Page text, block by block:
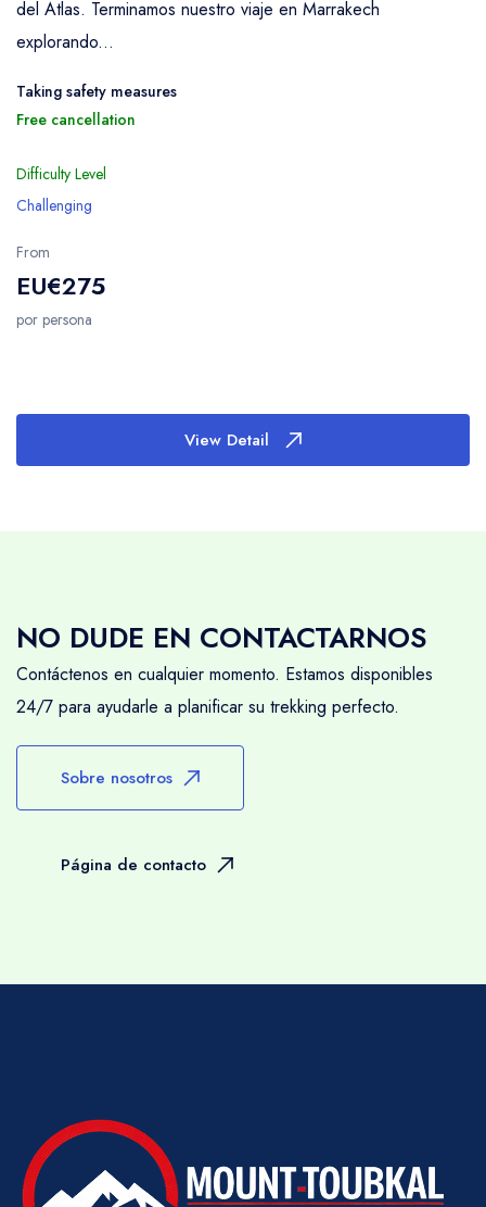
del Atlas. Terminamos nuestro viaje en Marrakech
explorando...
Taking safety measures
Free cancellation
Difficulty Level
Challenging
From
EU€275
por persona
View Detail
NO DUDE EN CONTACTARNOS
Contáctenos en cualquier momento. Estamos disponibles
24/7 para ayudarle a planificar su trekking perfecto.
Sobre nosotros
Página de contacto